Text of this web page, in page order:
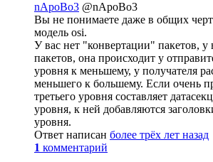
nApoBo3 @nApoBo3
Вы не понимаете даже в общих
модель osi.
У вас нет "конвертации" пакетов, у
пакетов, она происходит у
уровня к меньшему, у получателя
меньшего к большему. Если очень
третьего уровня составляет
уровня, к ней добавляются
уровня.
Ответ написан более трёх лет назад
1 комментарий